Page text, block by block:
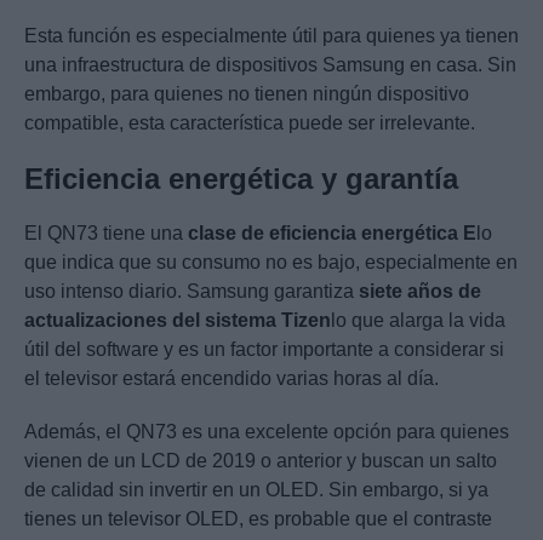
Esta función es especialmente útil para quienes ya tienen
una infraestructura de dispositivos Samsung en casa. Sin
embargo, para quienes no tienen ningún dispositivo
compatible, esta característica puede ser irrelevante.
Eficiencia energética y garantía
El QN73 tiene una clase de eficiencia energética E lo
que indica que su consumo no es bajo, especialmente en
uso intenso diario. Samsung garantiza siete años de
actualizaciones del sistema Tizen lo que alarga la vida
útil del software y es un factor importante a considerar si
el televisor estará encendido varias horas al día.
Además, el QN73 es una excelente opción para quienes
vienen de un LCD de 2019 o anterior y buscan un salto
de calidad sin invertir en un OLED. Sin embargo, si ya
tienes un televisor OLED, es probable que el contraste